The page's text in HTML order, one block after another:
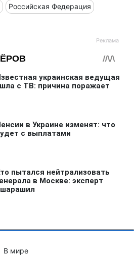
Российская Федерация
В мире